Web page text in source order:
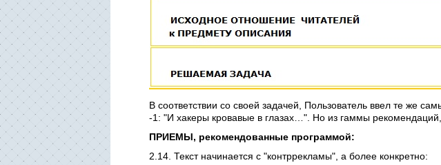
В соответствии со своей задачей, Пользователь ввел те же
-1: "И хакеры кровавые в глазах…". Но из гаммы
ПРИЕМЫ, рекомендованные программой:
2.14. Текст начинается с "контррекламы", а более конкретно: